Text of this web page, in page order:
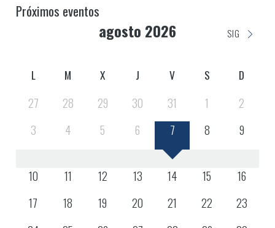
Próximos eventos
agosto 2026 SIG
L M X J V S D
27 28 29 30 31 1
2
3
4 5 6 7 8 9
10 11 12 13 14 15
16
17
18 19 20 21 22
23